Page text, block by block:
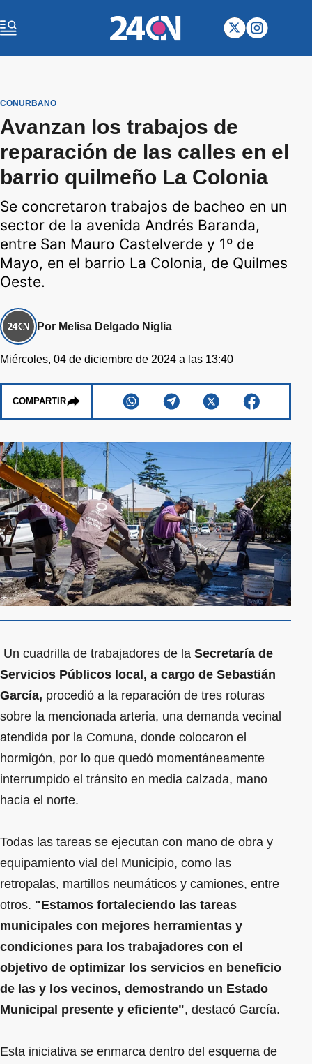
CONURBANO
Avanzan los trabajos de
reparación de las calles en el
barrio quilmeño La Colonia
Se concretaron trabajos de bacheo en un
sector de la avenida Andrés Baranda,
entre San Mauro Castelverde y 1º de
Mayo, en el barrio La Colonia, de Quilmes
Oeste.
Por Melisa Delgado Niglia
Miércoles, 04 de diciembre de 2024 a las 13:40
COMPARTIR
Un cuadrilla de trabajadores de la Secretaría de
Servicios Públicos local, a cargo de Sebastián
García, procedió a la reparación de tres roturas
sobre la mencionada arteria, una demanda vecinal
atendida por la Comuna, donde colocaron el
hormigón, por lo que quedó momentáneamente
interrumpido el tránsito en media calzada, mano
hacia el norte.
Todas las tareas se ejecutan con mano de obra y
equipamiento vial del Municipio, como las
retropalas, martillos neumáticos y camiones, entre
otros. "Estamos fortaleciendo las tareas
municipales con mejores herramientas y
condiciones para los trabajadores con el
objetivo de optimizar los servicios en beneficio
de las y los vecinos, demostrando un Estado
Municipal presente y eficiente", destacó García.
Esta iniciativa se enmarca dentro del esquema de